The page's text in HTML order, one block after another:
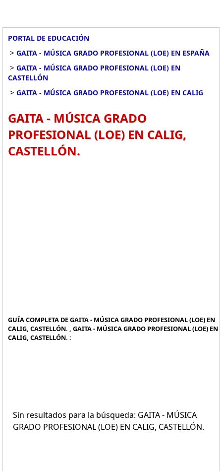
PORTAL DE EDUCACIÓN
> GAITA - MÚSICA GRADO PROFESIONAL (LOE) EN ESPAÑA
> GAITA - MÚSICA GRADO PROFESIONAL (LOE) EN
CASTELLÓN
> GAITA - MÚSICA GRADO PROFESIONAL (LOE) EN CALIG
GAITA - MÚSICA GRADO
PROFESIONAL (LOE) EN CALIG,
CASTELLÓN.
GUÍA COMPLETA DE GAITA - MÚSICA GRADO PROFESIONAL (LOE) EN
CALIG, CASTELLÓN. , GAITA - MÚSICA GRADO PROFESIONAL (LOE) EN
CALIG, CASTELLÓN. :
Sin resultados para la búsqueda: GAITA - MÚSICA
GRADO PROFESIONAL (LOE) EN CALIG, CASTELLÓN.